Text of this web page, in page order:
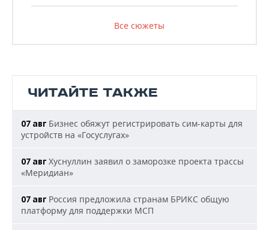
Все сюжеты
ЧИТАЙТЕ ТАКЖЕ
07 авг Бизнес обяжут регистрировать сим-карты для
устройств на «Госуслугах»
07 авг Хуснуллин заявил о заморозке проекта трассы
«Меридиан»
07 авг Россия предложила странам БРИКС общую
платформу для поддержки МСП